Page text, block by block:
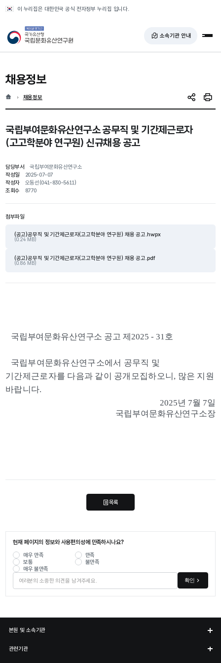
이 누리집은 대한민국 공식 전자정부 누리집 입니다.
국가유산청 국립문화유산연구원 소속기관 안내 전
채용정보
홈 현재 위치
채용정보 SNS 공유인쇄
국립부여문화유산연구소 공무직 및 기간제근로자
(고고학분야 연구원) 신규채용 공고
담당부서
국립부여문화유산연구소
작성일
2025-07-07
작성자
오동선(041-830-5611)
조회수
8770
첨부파일
(공고)공무직 및 기간제근로자(고고학분야 연구원) 채용 공고.hwpx
(0.24 MB)
(공고)공무직 및 기간제근로자(고고학분야 연구원) 채용 공고.pdf
(0.86 MB)
국립부여문화유산연구소 공고 제 2025 - 31호
국립부여문화유산연구소에서 공무직 및
기간제근로자를 다음과 같이 공개모집하오니 , 많은 지원
바랍니다.
2025년 7월 7일
국립부여문화유산연구소장
목록
현재 페이지의 정보와 사용편의성에 만족하시나요?
매우 만족
만족
보통
불만족
매우 불만족
확인
본원 및 소속기관
관련기관